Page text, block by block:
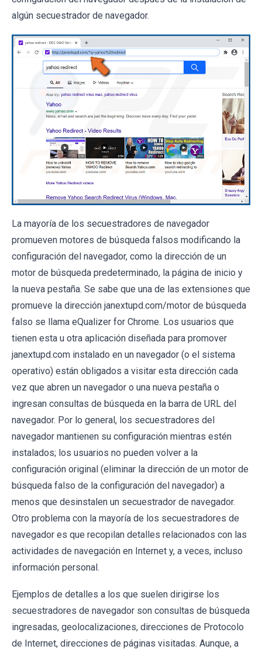
algún secuestrador de navegador.
La mayoría de los secuestradores de navegador
promueven motores de búsqueda falsos modificando la
configuración del navegador, como la dirección de un
motor de búsqueda predeterminado, la página de inicio y
la nueva pestaña. Se sabe que una de las extensiones que
promueve la dirección janextupd.com/motor de búsqueda
falso se llama eQualizer for Chrome. Los usuarios que
tienen esta u otra aplicación diseñada para promover
janextupd.com instalado en un navegador (o el sistema
operativo) están obligados a visitar esta dirección cada
vez que abren un navegador o una nueva pestaña o
ingresan consultas de búsqueda en la barra de URL del
navegador. Por lo general, los secuestradores del
navegador mantienen su configuración mientras estén
instalados; los usuarios no pueden volver a la
configuración original (eliminar la dirección de un motor de
búsqueda falso de la configuración del navegador) a
menos que desinstalen un secuestrador de navegador.
Otro problema con la mayoría de los secuestradores de
navegador es que recopilan detalles relacionados con las
actividades de navegación en Internet y, a veces, incluso
información personal.
Ejemplos de detalles a los que suelen dirigirse los
secuestradores de navegador son consultas de búsqueda
ingresadas, geolocalizaciones, direcciones de Protocolo
de Internet, direcciones de páginas visitadas. Aunque, a